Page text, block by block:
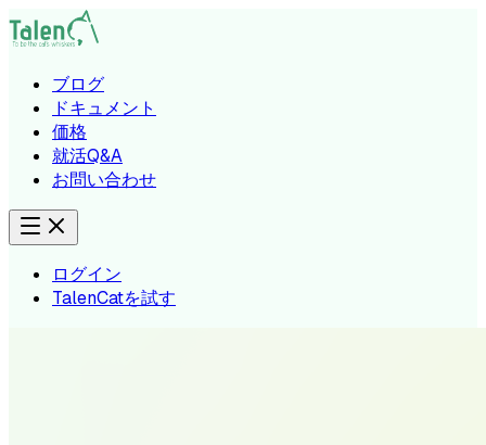
ブログ
ドキュメント
価格
就活Q&A
お問い合わせ
ログイン
TalenCatを試す